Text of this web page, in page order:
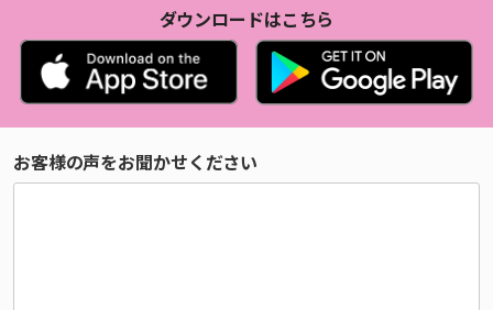
ダウンロードはこちら
お客様の声をお聞かせください